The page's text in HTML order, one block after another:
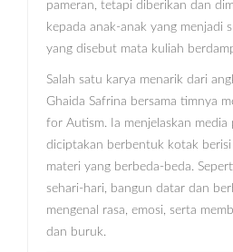
pameran, tetapi diberikan dan
kepada anak-anak yang menjadi
yang disebut mata kuliah
Salah satu karya menarik dari
Ghaida Safrina bersama timnya
for Autism. Ia menjelaskan media
diciptakan berbentuk kotak
materi yang berbeda-beda.
sehari-hari, bangun datar dan
mengenal rasa, emosi, serta
dan buruk.